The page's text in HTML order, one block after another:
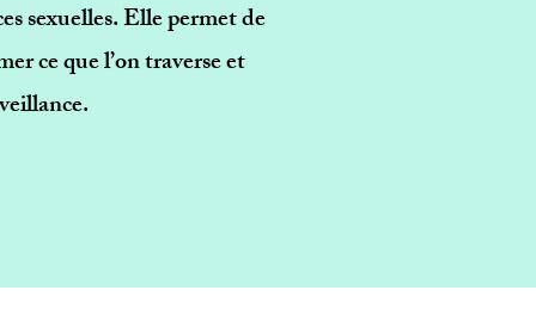
sexuelles. Elle permet de
ce que l’on traverse et